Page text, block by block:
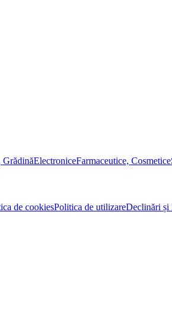
GrădinăElectroniceFarmaceutice, Cosmetice
de cookiesPolitica de utilizareDeclinări și